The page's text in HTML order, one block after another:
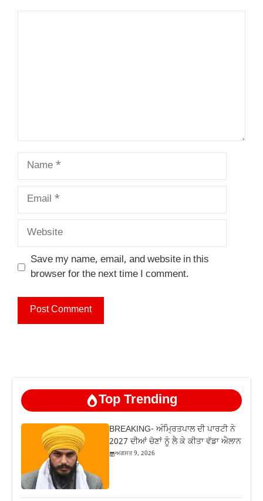
Name
Email
Website
Save my name, email, and website in this
browser for the next time I comment.
Top Trending
BREAKING- ਅੰਮ੍ਰਿਤਪਾਲ ਦੀ ਪਾਰਟੀ ਨੇ
2027 ਦੀਆਂ ਚੋਣਾਂ ਨੂੰ ਲੈ ਕੇ ਕੀਤਾ ਵੱਡਾ ਐਲਾਨ
ਅਗਸਤ 9, 2026